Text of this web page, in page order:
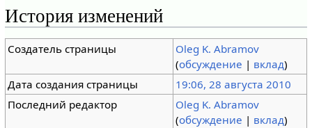
История изменений
Создатель страницы
Oleg K. Abramov
(обсуждение | вклад)
Дата создания страницы
19:06, 28 августа 2010
Последний редактор
Oleg K. Abramov
(обсуждение | вклад)